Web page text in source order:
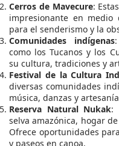
Cerros de Mavecure:
impresionante en
para el senderismo y la
Comunidades indígenas
como los Tucanos y los
su cultura, tradiciones y
Festival de la Cultura
diversas comunidades
música, danzas y
Reserva Natural Nukak:
selva amazónica, hogar
Ofrece oportunidades
y paseos en canoa.